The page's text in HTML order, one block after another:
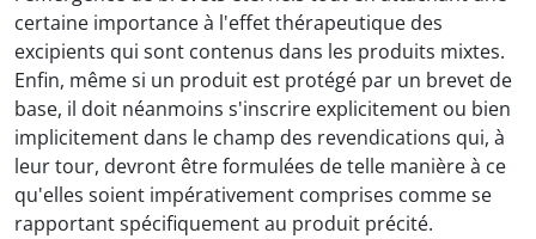
certaine importance à l'effet thérapeutique des
excipients qui sont contenus dans les produits mixtes.
Enfin, même si un produit est protégé par un brevet de
base, il doit néanmoins s'inscrire explicitement ou bien
implicitement dans le champ des revendications qui, à
leur tour, devront être formulées de telle manière à ce
qu'elles soient impérativement comprises comme se
rapportant spécifiquement au produit précité.